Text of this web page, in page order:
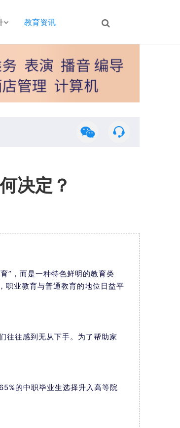
教育资讯
决定？
”，而是一种特色鲜明的教育类
职业教育与普通教育的地位日益平
往往感到无从下手。为了帮助家
的中职毕业生选择升入高等院